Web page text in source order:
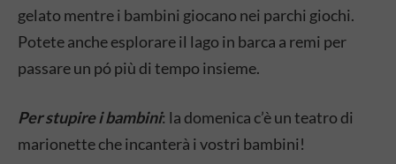
gelato mentre i bambini giocano nei parchi giochi.
Potete anche esplorare il lago in barca a remi per
passare un pó più di tempo insieme.
Per stupire i bambini: la domenica c’è un teatro di
marionette che incanterà i vostri bambini!